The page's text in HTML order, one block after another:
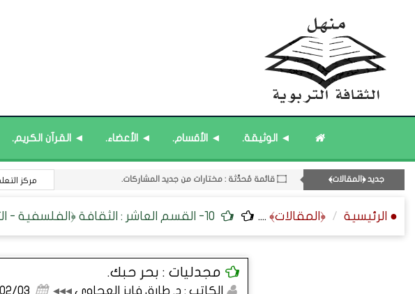
◄ الوثيقة. ◄ الأقسام. ◄ الأعضاء. ◄ القرآن الكريم.
جديد ﴿المقالات﴾ 11- القسم الحادي عشر : ﴿اللقاءات الشخصية - الثقافة المتسلسلة﴾.
۝ قائمة مُثبتة : إدارة منهل الثقافة التربوية.
13 أغسطس : اليوم العالمي لعسيري اليد.
● الرئيسية ﴿المقالات﴾ ....
مجدليات : بحر حبك.
الكاتب : د. طارق فايز العجاوي ◂◂◂
1448/02/